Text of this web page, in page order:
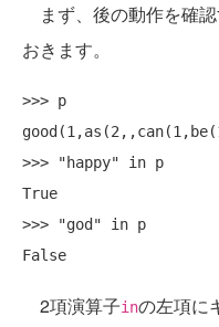
まず、後の動作を確
おきます。
>>> p
>>> "happy" in p
True
>>> "god" in p
2項演算子inの左項に